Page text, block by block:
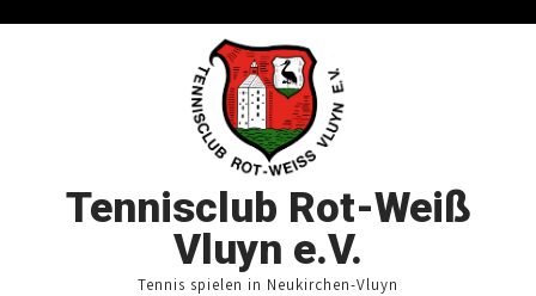
Tennisclub Rot-Weiß
Vluyn e.V.
Tennis spielen in Neukirchen-Vluyn